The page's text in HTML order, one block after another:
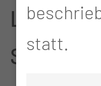
Studien
statt.